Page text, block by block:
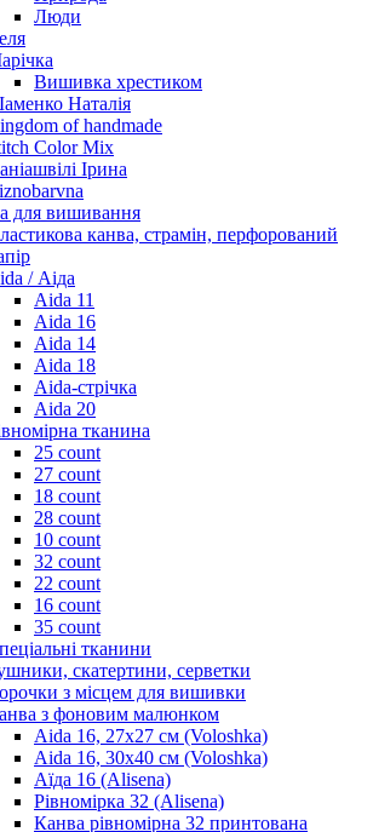
Люди
Вишивка хрестиком
Наталія
of handmade
Color Mix
Ірина
для вишивання
канва, страмін, перфорований
/ Аіда
Aida 11
Aida 16
Aida 14
Aida 18
Aida-стрічка
Aida 20
тканина
25 count
27 count
18 count
28 count
10 count
32 count
22 count
16 count
35 count
тканини
скатертини, серветки
з місцем для вишивки
з фоновим малюнком
Aida 16, 27х27 см (Voloshka)
Aida 16, 30х40 см (Voloshka)
Аїда 16 (Alisena)
Рівномірка 32 (Alisena)
Канва рівномірна 32 принтована